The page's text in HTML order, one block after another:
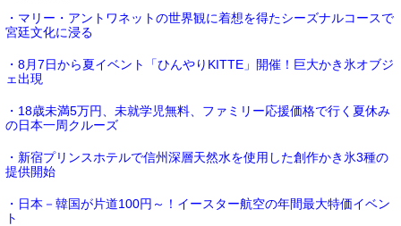
・マリー・アントワネットの世界観に着想を得たシーズナルコースで
宮廷文化に浸る
・8月7日から夏イベント「ひんやりKITTE」開催！巨大かき氷オブジ
ェ出現
・18歳未満5万円、未就学児無料、ファミリー応援価格で行く夏休み
の日本一周クルーズ
・新宿プリンスホテルで信州深層天然水を使用した創作かき氷3種の
提供開始
・日本－韓国が片道100円～！イースター航空の年間最大特価イベン
ト